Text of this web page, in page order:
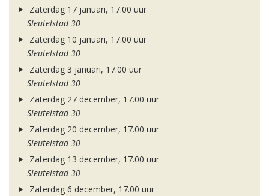
Zaterdag 17 januari, 17.00 uur
Sleutelstad 30
Zaterdag 10 januari, 17.00 uur
Sleutelstad 30
Zaterdag 3 januari, 17.00 uur
Sleutelstad 30
Zaterdag 27 december, 17.00 uur
Sleutelstad 30
Zaterdag 20 december, 17.00 uur
Sleutelstad 30
Zaterdag 13 december, 17.00 uur
Sleutelstad 30
Zaterdag 6 december, 17.00 uur